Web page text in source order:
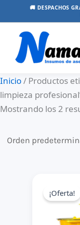
al
contenido
🚚 DESPACHOS
Inicio/ Productos
limpieza
Mostrando los 2
¡Oferta!